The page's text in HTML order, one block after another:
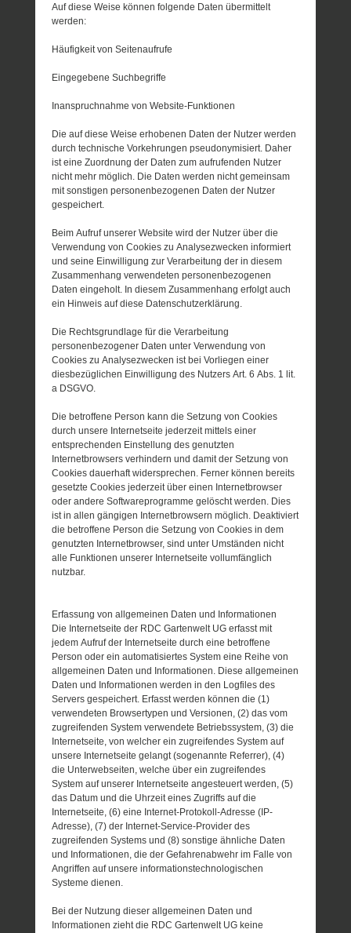
Auf diese Weise können folgende Daten übermittelt
werden:
Häufigkeit von Seitenaufrufe
Eingegebene Suchbegriffe
Inanspruchnahme von Website-Funktionen
Die auf diese Weise erhobenen Daten der Nutzer werden
durch technische Vorkehrungen pseudonymisiert. Daher
ist eine Zuordnung der Daten zum aufrufenden Nutzer
nicht mehr möglich. Die Daten werden nicht gemeinsam
mit sonstigen personenbezogenen Daten der Nutzer
gespeichert.
Beim Aufruf unserer Website wird der Nutzer über die
Verwendung von Cookies zu Analysezwecken informiert
und seine Einwilligung zur Verarbeitung der in diesem
Zusammenhang verwendeten personenbezogenen
Daten eingeholt. In diesem Zusammenhang erfolgt auch
ein Hinweis auf diese Datenschutzerklärung.
Die Rechtsgrundlage für die Verarbeitung
personenbezogener Daten unter Verwendung von
Cookies zu Analysezwecken ist bei Vorliegen einer
diesbezüglichen Einwilligung des Nutzers Art. 6 Abs. 1 lit.
a DSGVO.
Die betroffene Person kann die Setzung von Cookies
durch unsere Internetseite jederzeit mittels einer
entsprechenden Einstellung des genutzten
Internetbrowsers verhindern und damit der Setzung von
Cookies dauerhaft widersprechen. Ferner können bereits
gesetzte Cookies jederzeit über einen Internetbrowser
oder andere Softwareprogramme gelöscht werden. Dies
ist in allen gängigen Internetbrowsern möglich. Deaktiviert
die betroffene Person die Setzung von Cookies in dem
genutzten Internetbrowser, sind unter Umständen nicht
alle Funktionen unserer Internetseite vollumfänglich
nutzbar.
Erfassung von allgemeinen Daten und Informationen
Die Internetseite der RDC Gartenwelt UG erfasst mit
jedem Aufruf der Internetseite durch eine betroffene
Person oder ein automatisiertes System eine Reihe von
allgemeinen Daten und Informationen. Diese allgemeinen
Daten und Informationen werden in den Logfiles des
Servers gespeichert. Erfasst werden können die (1)
verwendeten Browsertypen und Versionen, (2) das vom
zugreifenden System verwendete Betriebssystem, (3) die
Internetseite, von welcher ein zugreifendes System auf
unsere Internetseite gelangt (sogenannte Referrer), (4)
die Unterwebseiten, welche über ein zugreifendes
System auf unserer Internetseite angesteuert werden, (5)
das Datum und die Uhrzeit eines Zugriffs auf die
Internetseite, (6) eine Internet-Protokoll-Adresse (IP-
Adresse), (7) der Internet-Service-Provider des
zugreifenden Systems und (8) sonstige ähnliche Daten
und Informationen, die der Gefahrenabwehr im Falle von
Angriffen auf unsere informationstechnologischen
Systeme dienen.
Bei der Nutzung dieser allgemeinen Daten und
Informationen zieht die RDC Gartenwelt UG keine